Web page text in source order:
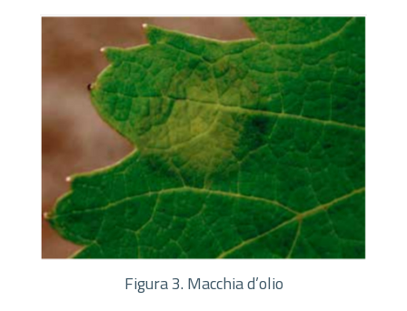
Figura 3. Macchia d’olio